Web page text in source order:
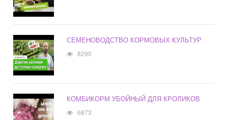
СЕМЕНОВОДСТВО КОРМОВЫХ КУЛЬТУР
8290
КОМБИКОРМ УБОЙНЫЙ ДЛЯ КРОЛИКОВ
6873